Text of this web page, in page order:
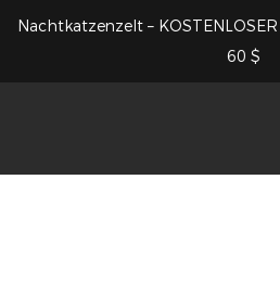
Nachtkatzenzelt –
60 $